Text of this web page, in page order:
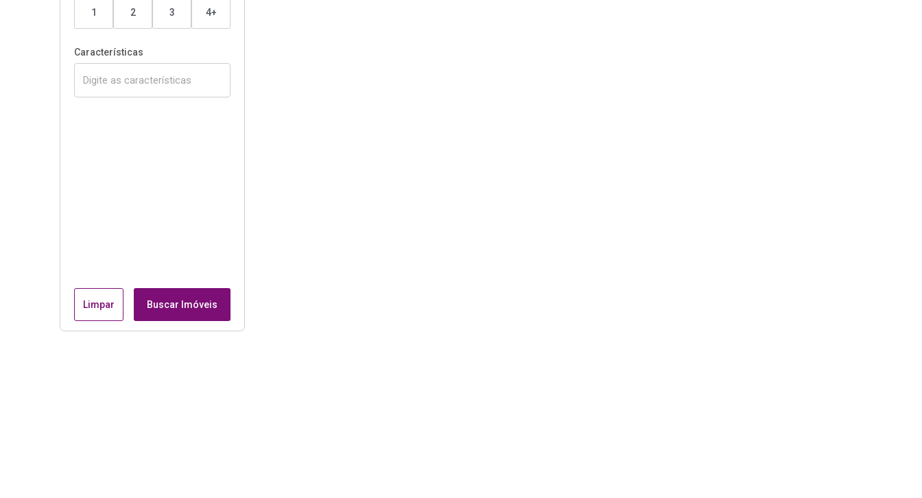
1 2 3 4+
Características
Limpar Buscar Imóveis